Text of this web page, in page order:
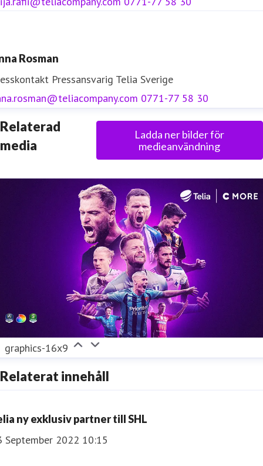
Rosman
Pressansvarig Telia Sverige
0771-77 58 30
Relaterad
media
Ladda ner bilder för
medieanvändning
graphics-16x9
Relaterat innehåll
ny exklusiv partner till SHL
September 2022 10:15